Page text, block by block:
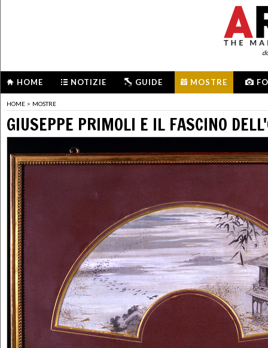
HOME NOTIZIE GUIDE MOSTRE
HOME > MOSTRE
GIUSEPPE PRIMOLI E IL FASCINO